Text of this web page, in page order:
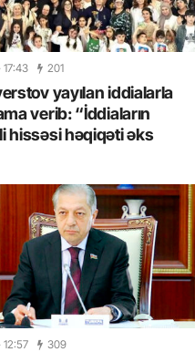
17:43 201
yayılan iddialarla
verib: “İddiaların
hissəsi həqiqəti əks
12:57 309